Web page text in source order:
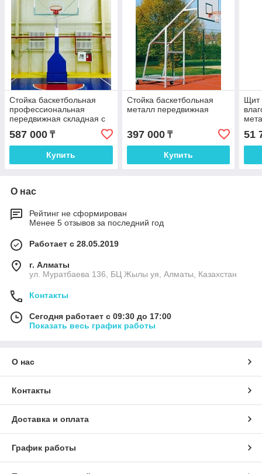
Стойка баскетбольная
профессиональная
передвижная складная с
587 000 ₸
Купить
Стойка баскетбольная
металл передвижная
397 000₸
Купить
Щит
51
О нас
Рейтинг не сформирован
Менее 5 отзывов за последний год
Работает с 28.05.2019
г. Алматы
ул. Муратбаева 136, БЦ Жылы уя, Алматы, Казахстан
Контакты
Сегодня работает с 09:30 до 17:00
Показать весь график работы
О нас
Контакты
Доставка и оплата
График работы